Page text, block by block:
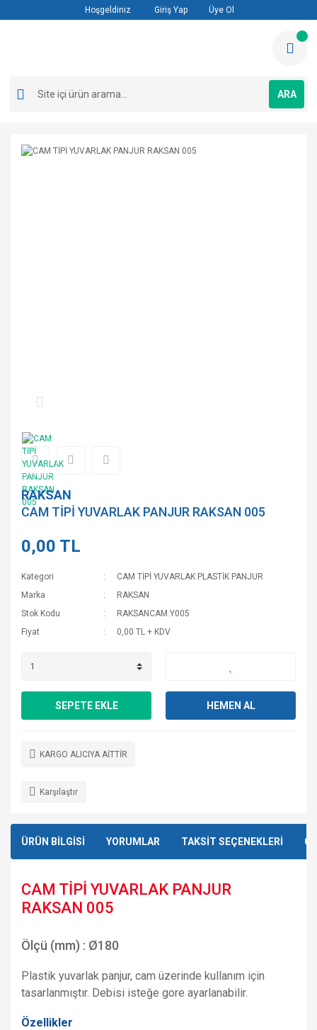
Hoşgeldiniz Giriş Yap Üye Ol
ARA
RAKSAN
CAM TİPİ YUVARLAK PANJUR RAKSAN 005
0,00 TL
Kategori
CAM TİPİ YUVARLAK PLASTİK PANJUR
Marka
RAKSAN
Stok Kodu
RAKSANCAM.Y005
Fiyat
0,00 TL + KDV
SEPETE EKLE HEMEN AL
KARGO ALICIYA AİTTİR
Karşılaştır
ÜRÜN BİLGİSİ YORUMLAR TAKSİT SEÇENEKLERİ
CAM TİPİ YUVARLAK PANJUR
RAKSAN 005
Ölçü (mm) : Ø180
Plastik yuvarlak panjur, cam üzerinde kullanım için
tasarlanmıştır. Debisi isteğe gore ayarlanabilir.
Özellikler